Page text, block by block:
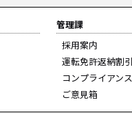
管理課
採用案内
運転免許返納割引
コンプライアンス
ご意見箱